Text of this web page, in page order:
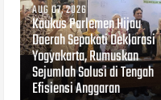
AUG 07, 2026
Kaukus Parlemen Hijau
Daerah Sepakati Deklarasi
Yogyakarta, Rumuskan
Sejumlah Solusi di Tengah
Efisiensi Anggaran